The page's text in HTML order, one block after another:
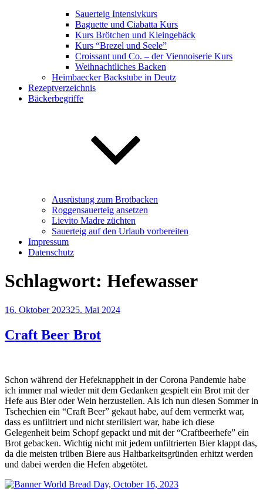
Sauerteig Intensivkurs
Baguette und Ciabatta Kurs
Kurs Brötchen und Kleingebäck
Kurs “Brezel und Seele”
Croissant und Co. – der Viennoiserie Kurs
Weihnachtliches Backen
Heimbaecker Backstube in Deutz
Rezeptverzeichnis
Bäckerbegriffe
Ausrüstung zum Brotbacken
Roggensauerteig ansetzen
Lievito Madre züchten
Sauerteig auf den Urlaub vorbereiten
Impressum
Datenschutz
Schlagwort: Hefewasser
Veröffentlicht
16. Oktober 202325. Mai 2024
Craft Beer Brot
Schon während der Hefeknappheit in der Corona Pandemie habe
ich immer mal wieder mit dem Gedanken gespielt ein Brot mit der
Hefe aus Bier oder Wein herzustellen. Als ich nun diesen Sommer in
Tschechien ein “Craft Beer” gekaut habe, auf dem vermerkt war,
dass es unfiltriert und nicht sterilisiert war, habe ich diese
Gelegenheit beim Schopf gepackt und mit der “Craftbeerhefe” ein
Brot gebacken. Wichtig nicht mit jedem unfiltrierten Bier klappt das,
da die meisten trüben Biere aus Haltbarkeitsgründen erhitzt werden
und dabei werden die Hefen abgetötet.